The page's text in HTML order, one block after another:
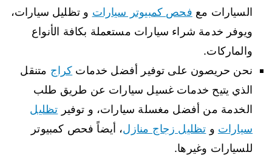
السيارات مع فحص كمبيوتر سيارات و تظليل سيارات،
ويوفر خدمة شراء سيارات مستعملة بكافة الأنواع
والماركات.
نحن حريصون على توفير أفضل خدمات كراج متنقل
الذي يتيح خدمات غسيل سيارات عن طريق طلب
الخدمة من أفضل مغسلة سيارات، و توفير تظليل
سيارات و تظليل زجاج منازل، أيضاً فحص كمبيوتر
للسيارات وغيرها.